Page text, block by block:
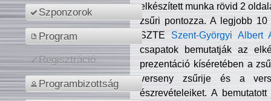
Szponzorok
Program
Regisztráció
Programbizottság
elkészített munka rövid 2
zsűri pontozza. A legjobb
SZTE Szent-Györgyi Albert
csapatok bemutatják az
prezentáció kíséretében a
verseny zsűrije és a
észrevételeiket. A